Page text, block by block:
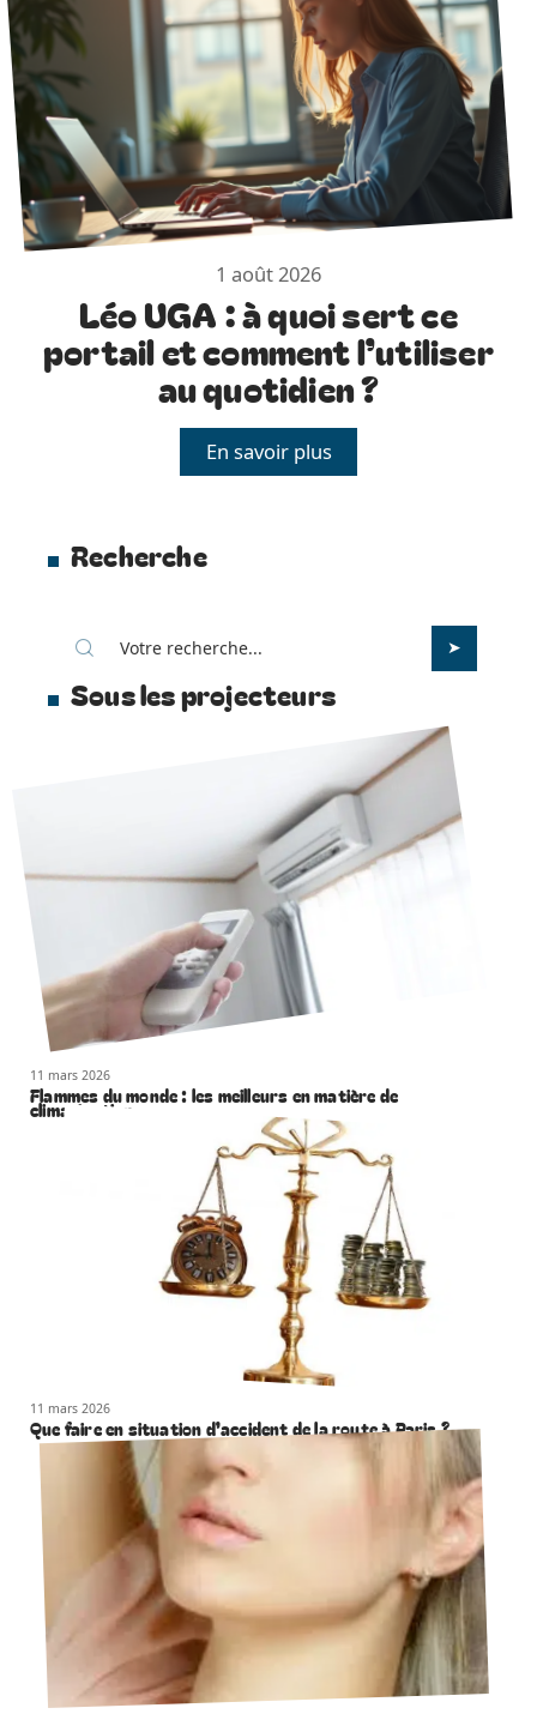
1 août 2026
Léo UGA : à quoi sert ce
portail et comment l’utiliser
au quotidien ?
En savoir plus
Recherche
Sous les projecteurs
11 mars 2026
Flammes du monde : les meilleurs en matière de
climatisation
11 mars 2026
Que faire en situation d’accident de la route à Paris ?